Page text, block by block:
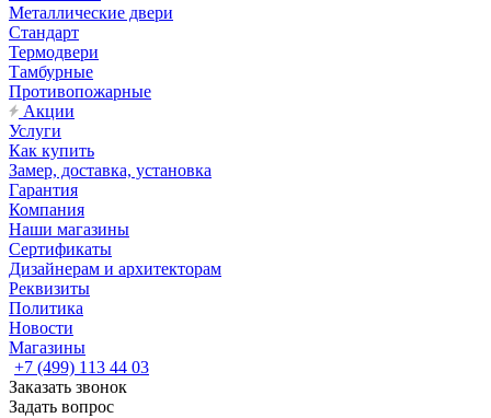
Металлические двери
Стандарт
Термодвери
Тамбурные
Противопожарные
Акции
Услуги
Как купить
Замер, доставка, установка
Гарантия
Компания
Наши магазины
Сертификаты
Дизайнерам и архитекторам
Реквизиты
Политика
Новости
Магазины
+7 (499) 113 44 03
Заказать звонок
Задать вопрос